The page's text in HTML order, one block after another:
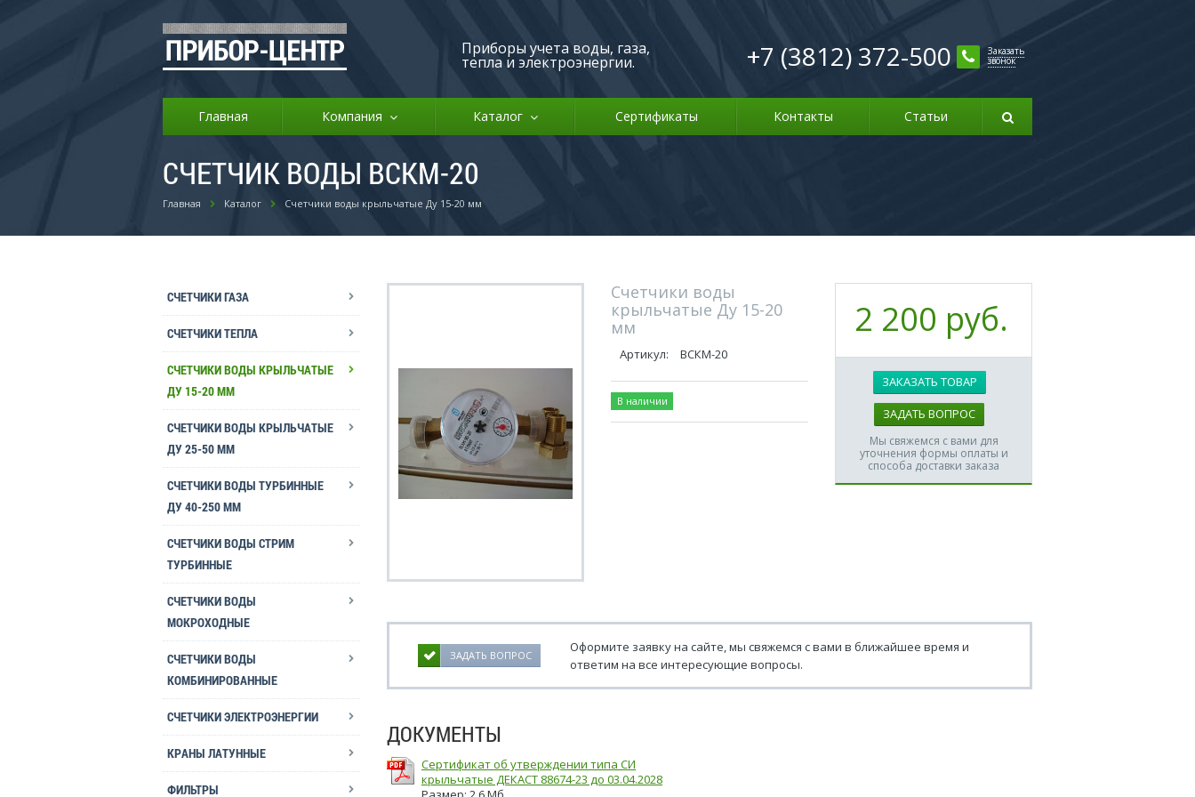
Приборы учета воды, газа,
тепла и электроэнергии.
Заказать
звонок
+7 (3812) 372-500
Главная Компания Каталог Сертификаты Контакты Статьи
СЧЕТЧИК ВОДЫ ВСКМ-20
Главная Каталог Счетчики воды крыльчатые Ду 15-20 мм
СЧЕТЧИКИ ГАЗА
СЧЕТЧИКИ ТЕПЛА
СЧЕТЧИКИ ВОДЫ КРЫЛЬЧАТЫЕ
ДУ 15-20 ММ
СЧЕТЧИКИ ВОДЫ КРЫЛЬЧАТЫЕ
ДУ 25-50 ММ
СЧЕТЧИКИ ВОДЫ ТУРБИННЫЕ
ДУ 40-250 ММ
СЧЕТЧИКИ ВОДЫ СТРИМ
ТУРБИННЫЕ
СЧЕТЧИКИ ВОДЫ
МОКРОХОДНЫЕ
СЧЕТЧИКИ ВОДЫ
КОМБИНИРОВАННЫЕ
СЧЕТЧИКИ ЭЛЕКТРОЭНЕРГИИ
КРАНЫ ЛАТУННЫЕ
ФИЛЬТРЫ
Счетчики воды
крыльчатые Ду 15-20
мм
Артикул: ВСКМ-20
В наличии
2 200 руб.
ЗАКАЗАТЬ ТОВАР
ЗАДАТЬ ВОПРОС
Мы свяжемся с вами для
уточнения формы оплаты и
способа доставки заказа
ЗАДАТЬ ВОПРОС
Оформите заявку на сайте, мы свяжемся с вами в ближайшее время и
ответим на все интересующие вопросы.
ДОКУМЕНТЫ
Сертификат об утверждении типа СИ
крыльчатые ДЕКАСТ 88674-23 до 03.04.2028